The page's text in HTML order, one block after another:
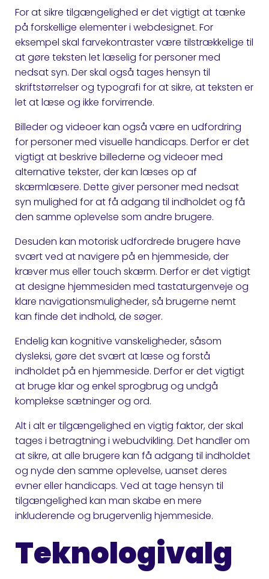
For at sikre tilgængelighed er det vigtigt at tænke
på forskellige elementer i webdesignet. For
eksempel skal farvekontraster være tilstrækkelige til
at gøre teksten let læselig for personer med
nedsat syn. Der skal også tages hensyn til
skriftstørrelser og typografi for at sikre, at teksten er
let at læse og ikke forvirrende.
Billeder og videoer kan også være en udfordring
for personer med visuelle handicaps. Derfor er det
vigtigt at beskrive billederne og videoer med
alternative tekster, der kan læses op af
skærmlæsere. Dette giver personer med nedsat
syn mulighed for at få adgang til indholdet og få
den samme oplevelse som andre brugere.
Desuden kan motorisk udfordrede brugere have
svært ved at navigere på en hjemmeside, der
kræver mus eller touch skærm. Derfor er det vigtigt
at designe hjemmesiden med tastaturgenveje og
klare navigationsmuligheder, så brugerne nemt
kan finde det indhold, de søger.
Endelig kan kognitive vanskeligheder, såsom
dysleksi, gøre det svært at læse og forstå
indholdet på en hjemmeside. Derfor er det vigtigt
at bruge klar og enkel sprogbrug og undgå
komplekse sætninger og ord.
Alt i alt er tilgængelighed en vigtig faktor, der skal
tages i betragtning i webudvikling. Det handler om
at sikre, at alle brugere kan få adgang til indholdet
og nyde den samme oplevelse, uanset deres
evner eller handicaps. Ved at tage hensyn til
tilgængelighed kan man skabe en mere
inkluderende og brugervenlig hjemmeside.
Teknologivalg